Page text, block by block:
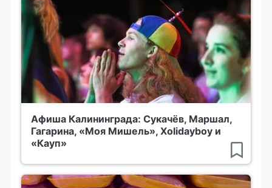
Афиша Калининграда: Сукачёв, Маршал,
Гагарина, «Моя Мишель», Xolidayboy и
«Кауп»